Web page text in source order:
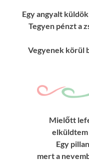
Egy angyalt
Tegyen pénzt a
Vegyenek körül
Mielőtt
elküldtem
Egy
mert a